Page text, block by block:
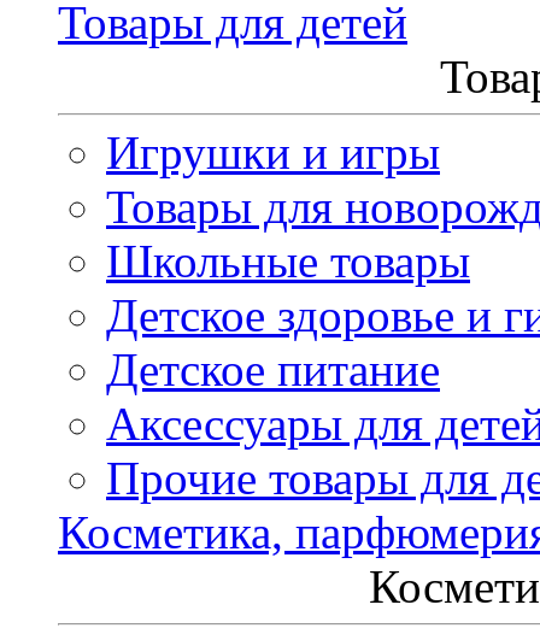
Товары для детей
Игрушки и игры
Товары для
Школьные товары
Детское здоровье и
Детское питание
Аксессуары для
Прочие товары для
Косметика,